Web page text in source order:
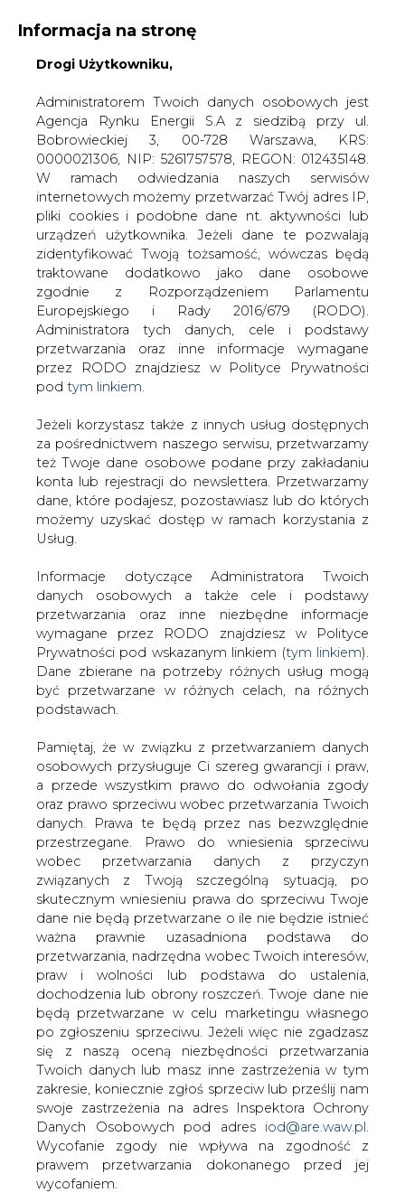
WYDAWCA PORTALU:
WYSOKI KONTRAST
WŁĄCZ CIRE.TV
Informacja na stronę
Drogi Użytkowniku,
Administratorem Twoich danych osobowych jest
Agencja Rynku Energii S.A z siedzibą przy ul.
Bobrowieckiej 3, 00-728 Warszawa, KRS:
0000021306, NIP: 5261757578, REGON: 012435148.
W ramach odwiedzania naszych serwisów
internetowych możemy przetwarzać Twój adres IP,
pliki cookies i podobne dane nt. aktywności lub
urządzeń użytkownika. Jeżeli dane te pozwalają
zidentyfikować Twoją tożsamość, wówczas będą
traktowane dodatkowo jako dane osobowe
zgodnie z Rozporządzeniem Parlamentu
Europejskiego i Rady 2016/679 (RODO).
Administratora tych danych, cele i podstawy
przetwarzania oraz inne informacje wymagane
przez RODO znajdziesz w Polityce Prywatności
pod tym linkiem.
Jeżeli korzystasz także z innych usług dostępnych
za pośrednictwem naszego serwisu, przetwarzamy
też Twoje dane osobowe podane przy zakładaniu
konta lub rejestracji do newslettera. Przetwarzamy
dane, które podajesz, pozostawiasz lub do których
możemy uzyskać dostęp w ramach korzystania z
Usług.
Informacje dotyczące Administratora Twoich
danych osobowych a także cele i podstawy
przetwarzania oraz inne niezbędne informacje
wymagane przez RODO znajdziesz w Polityce
Prywatności pod wskazanym linkiem (tym linkiem).
Dane zbierane na potrzeby różnych usług mogą
być przetwarzane w różnych celach, na różnych
podstawach.
Pamiętaj, że w związku z przetwarzaniem danych
osobowych przysługuje Ci szereg gwarancji i praw,
a przede wszystkim prawo do odwołania zgody
oraz prawo sprzeciwu wobec przetwarzania Twoich
danych. Prawa te będą przez nas bezwzględnie
przestrzegane. Prawo do wniesienia sprzeciwu
wobec przetwarzania danych z przyczyn
związanych z Twoją szczególną sytuacją, po
skutecznym wniesieniu prawa do sprzeciwu Twoje
dane nie będą przetwarzane o ile nie będzie istnieć
ważna prawnie uzasadniona podstawa do
przetwarzania, nadrzędna wobec Twoich interesów,
praw i wolności lub podstawa do ustalenia,
dochodzenia lub obrony roszczeń. Twoje dane nie
będą przetwarzane w celu marketingu własnego
po zgłoszeniu sprzeciwu. Jeżeli więc nie zgadzasz
się z naszą oceną niezbędności przetwarzania
Twoich danych lub masz inne zastrzeżenia w tym
zakresie, koniecznie zgłoś sprzeciw lub prześlij nam
swoje zastrzeżenia na adres Inspektora Ochrony
Danych Osobowych pod adres iod@are.waw.pl.
Wycofanie zgody nie wpływa na zgodność z
prawem przetwarzania dokonanego przed jej
wycofaniem.
Strona główna / CIEPŁOWNICTWO / Opole.
Pracownicy ECO obawiają się negocjacji ws. pakietu
socjalnego
2014-08-05 00:00
drukuj
Opole. Pracownicy ECO obawiają
się negocjacji ws. pakietu
socjalnego
Pracownicy ECO SA w liście do
prezydenta Opola wyrazili obawy dot.
możliwości wynegocjowania pakietu
socjalnego z inwestorem, który chce
kupić pakiet 54,3 proc. akcji ECO.
Zdaniem rzeczniczki opolskiego ratusza
na tym etapie negocjacji nie ma
podstaw do obaw.
Do sprzedaży przeznaczono pakiet prawie 54,3 proc.
akcji Energetyki Cieplnej Opolszczyzny (ECO) (ponad 53
proc. akcji należy do miasta Opola, reszta do gmin Brzeg,
Grodków i Głuchołazy). Proces negocjacji sprzedaży trwa
od ub. roku. We wtorek głos w sprawie zabrali pracownicy
ECO SA. Złożyli w opolskim ratuszu pismo do prezydenta
Opola sygnowane przez przewodniczących opolskiego
oddziału Krajowego Związku Zawodowego
Ciepłowników, Międzyzakładowej Organizacji
Związkowej NSZZ Solidarność w ECO oraz
przewodniczącego Rady Pracowników ECO SA. Wyrazili
w nim obawy dot. możliwości wynegocjowania pakietu